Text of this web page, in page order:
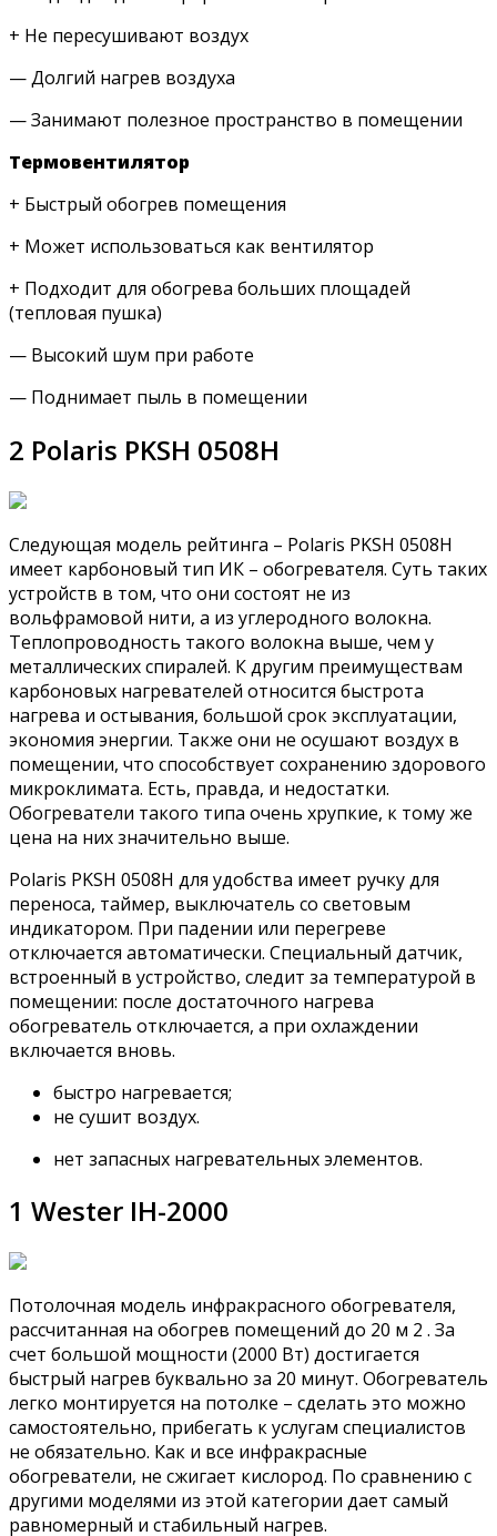
+ Не пересушивают воздух
— Долгий нагрев воздуха
— Занимают полезное пространство в помещении
Термовентилятор
+ Быстрый обогрев помещения
+ Может использоваться как вентилятор
+ Подходит для обогрева больших площадей
(тепловая пушка)
— Высокий шум при работе
— Поднимает пыль в помещении
2 Polaris PKSH 0508H
Следующая модель рейтинга – Polaris PKSH 0508H
имеет карбоновый тип ИК – обогревателя. Суть таких
устройств в том, что они состоят не из
вольфрамовой нити, а из углеродного волокна.
Теплопроводность такого волокна выше, чем у
металлических спиралей. К другим преимуществам
карбоновых нагревателей относится быстрота
нагрева и остывания, большой срок эксплуатации,
экономия энергии. Также они не осушают воздух в
помещении, что способствует сохранению здорового
микроклимата. Есть, правда, и недостатки.
Обогреватели такого типа очень хрупкие, к тому же
цена на них значительно выше.
Polaris PKSH 0508H для удобства имеет ручку для
переноса, таймер, выключатель со световым
индикатором. При падении или перегреве
отключается автоматически. Специальный датчик,
встроенный в устройство, следит за температурой в
помещении: после достаточного нагрева
обогреватель отключается, а при охлаждении
включается вновь.
быстро нагревается;
не сушит воздух.
нет запасных нагревательных элементов.
1 Wester IH-2000
Потолочная модель инфракрасного обогревателя,
рассчитанная на обогрев помещений до 20 м 2 . За
счет большой мощности (2000 Вт) достигается
быстрый нагрев буквально за 20 минут. Обогреватель
легко монтируется на потолке – сделать это можно
самостоятельно, прибегать к услугам специалистов
не обязательно. Как и все инфракрасные
обогреватели, не сжигает кислород. По сравнению с
другими моделями из этой категории дает самый
равномерный и стабильный нагрев.